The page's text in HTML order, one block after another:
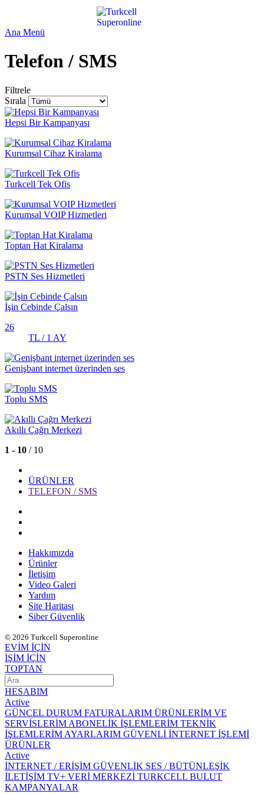
Ana Menü
Telefon / SMS
Filtrele
Sırala
Hepsi Bir Kampanyası
Kurumsal Cihaz Kiralama
Turkcell Tek Ofis
Kurumsal VOIP Hizmetleri
Toptan Hat Kiralama
PSTN Ses Hizmetleri
İşin Cebinde Çalsın
26
TL / 1 AY
Genişbant internet üzerinden ses
Toplu SMS
Akıllı Çağrı Merkezi
1 - 10 / 10
ÜRÜNLER
TELEFON / SMS
Hakkımızda
Ürünler
İletişim
Video Galeri
Yardım
Site Haritası
Siber Güvenlik
© 2026 Turkcell Superonline
EVİM İÇİN
İŞİM İÇİN
TOPTAN
HESABIM
Active
GÜNCEL DURUM FATURALARIM ÜRÜNLERİM VE
SERVİSLERİM ABONELİK İŞLEMLERİM TEKNİK
İŞLEMLERİM AYARLARIM GÜVENLİ İNTERNET İŞLEMİ
ÜRÜNLER
Active
İNTERNET / ERİŞİM GÜVENLİK SES / BÜTÜNLEŞİK
İLETİŞİM TV+ VERİ MERKEZİ TURKCELL BULUT
KAMPANYALAR